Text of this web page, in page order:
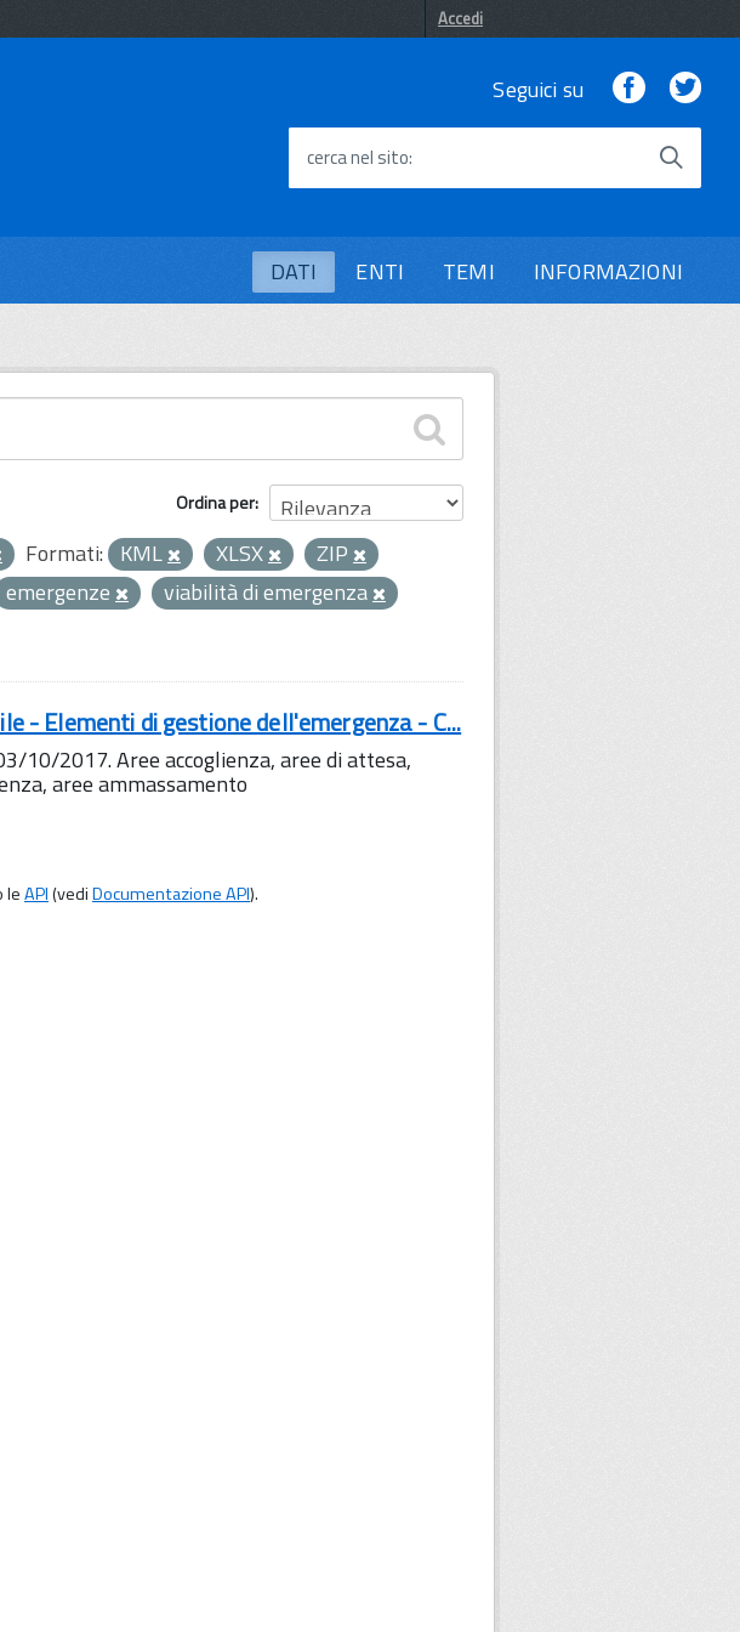
Accedi
Seguici su Facebook
cerca nel sito
DATI ENTI TEMI INFORMAZIONI
Ordina per
Formati: KML XLSX
ZIP
emergenze
viabilità di emergenza
- Elementi di gestione dell'emergenza - C...
10/2017. Aree accoglienza, aree di attesa,
aree ammassamento
leAPI(vediDocumentazione API).